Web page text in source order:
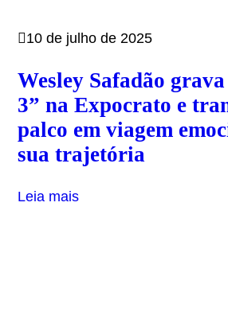
10 de julho de 2025
Wesley Safadão
3” na Expocrato e
palco em viagem
sua trajetória
Leia mais